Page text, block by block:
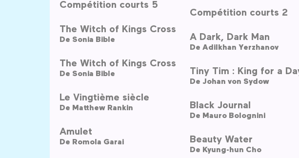
Compétition courts 5
The Witch of Kings Cross
De Sonia Bible
The Witch of Kings Cross
De Sonia Bible
Le Vingtième siècle
De Matthew Rankin
Amulet
De Romola Garai
Compétition courts 2
A Dark, Dark Man
De Adilkhan Yerzhanov
Tiny Tim : King for a
De Johan von Sydow
Black Journal
De Mauro Bolognini
Beauty Water
De Kyung-hun Cho